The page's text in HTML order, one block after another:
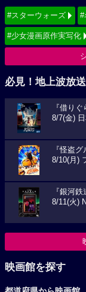
#スターウォーズ #
#少女漫画原作実写化
必見！地上波放
『借り
8/7(金)
『怪盗
8/10(月)
『銀河鉄
8/11(火)
映画館を探す